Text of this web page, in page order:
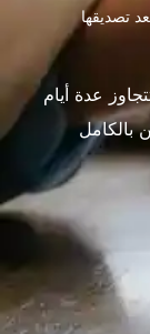
تصديقها
عدة أيام
بالكامل